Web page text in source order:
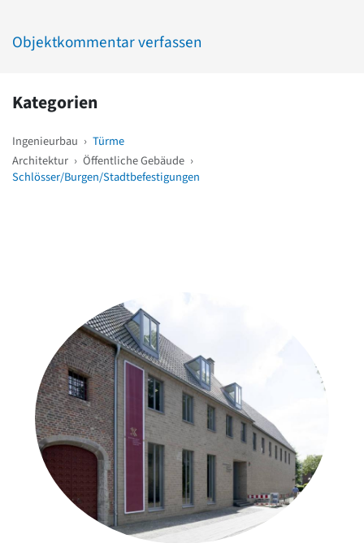
Objektkommentar verfassen
Kategorien
Ingenieurbau › Türme
Architektur › Öffentliche Gebäude ›
Schlösser/Burgen/Stadtbefestigungen